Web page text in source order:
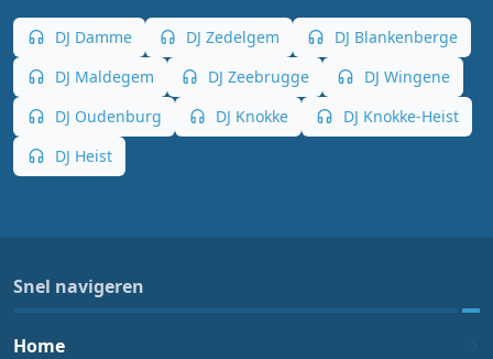
DJ Damme DJ Zedelgem
DJ Blankenberge
DJ Maldegem
DJ Zeebrugge
DJ Wingene
DJ Oudenburg
DJ Knokke
DJ Knokke-Heist
DJ Heist
Snel navigeren
Home